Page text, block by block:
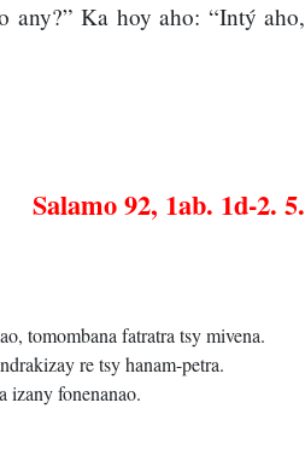
any?” Ka hoy aho: “Intý aho,
Salamo 92, 1ab. 1d-2. 5.
tomombana fatratra tsy mivena.
re tsy hanam-petra.
izany fonenanao.